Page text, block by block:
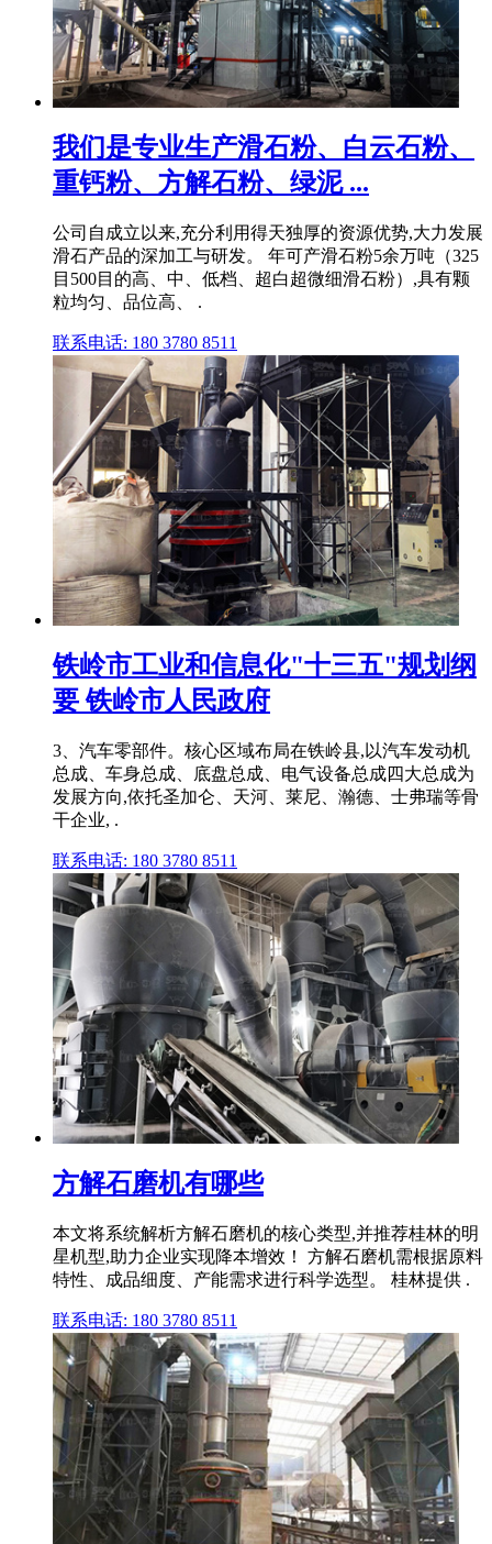
我们是专业生产滑石粉、白云石粉、
重钙粉、方解石粉、绿泥 ...
公司自成立以来,充分利用得天独厚的资源优势,大力发展
滑石产品的深加工与研发。 年可产滑石粉5余万吨（325
目500目的高、中、低档、超白超微细滑石粉）,具有颗
粒均匀、品位高、 .
联系电话: 180 3780 8511
铁岭市工业和信息化"十三五"规划纲
要 铁岭市人民政府
3、汽车零部件。核心区域布局在铁岭县,以汽车发动机
总成、车身总成、底盘总成、电气设备总成四大总成为
发展方向,依托圣加仑、天河、莱尼、瀚德、士弗瑞等骨
干企业, .
联系电话: 180 3780 8511
方解石磨机有哪些
本文将系统解析方解石磨机的核心类型,并推荐桂林的明
星机型,助力企业实现降本增效！ 方解石磨机需根据原料
特性、成品细度、产能需求进行科学选型。 桂林提供 .
联系电话: 180 3780 8511